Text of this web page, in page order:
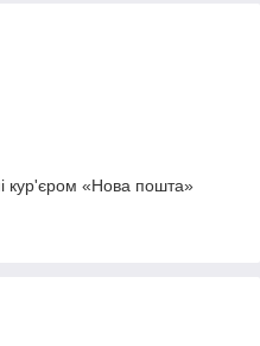
кур'єром «Нова пошта»